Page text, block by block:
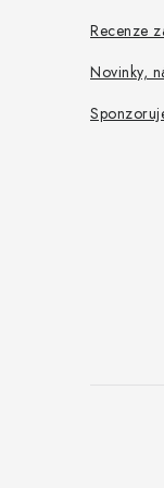
Recenze
Novinky,